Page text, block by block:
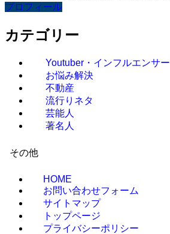
プロフィール
カテゴリー
Youtuber・インフルエンサー
お悩み解決
不動産
流行りネタ
芸能人
著名人
その他
HOME
お問い合わせフォーム
サイトマップ
トップページ
プライバシーポリシー